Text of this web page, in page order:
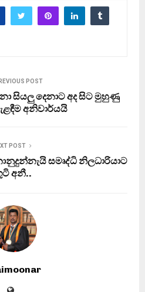
POST
සියලු දෙනාට අද සිට මුහුණු
අනිවාර්යයි
POST
සමෘද්ධි නිලධාරියාට
අනී..